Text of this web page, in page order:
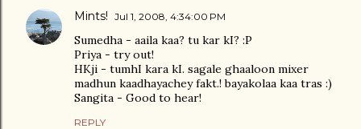
Mints! Jul 1, 2008, 4:34:00 PM
Sumedha - aaila kaa? tu kar kI? :P
Priya - try out!
HKji - tumhI kara kI. sagale ghaaloon mixer
madhun kaadhayachey fakt.! bayakolaa kaa tras :)
Sangita - Good to hear!
REPLY